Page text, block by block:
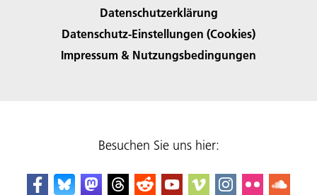
Datenschutzerklärung
Datenschutz-Einstellungen (Cookies)
Impressum & Nutzungsbedingungen
Besuchen Sie uns hier: